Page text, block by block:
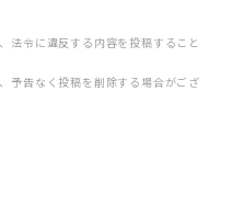
法令に違反する内容を投稿すること
予告なく投稿を削除する場合がござ